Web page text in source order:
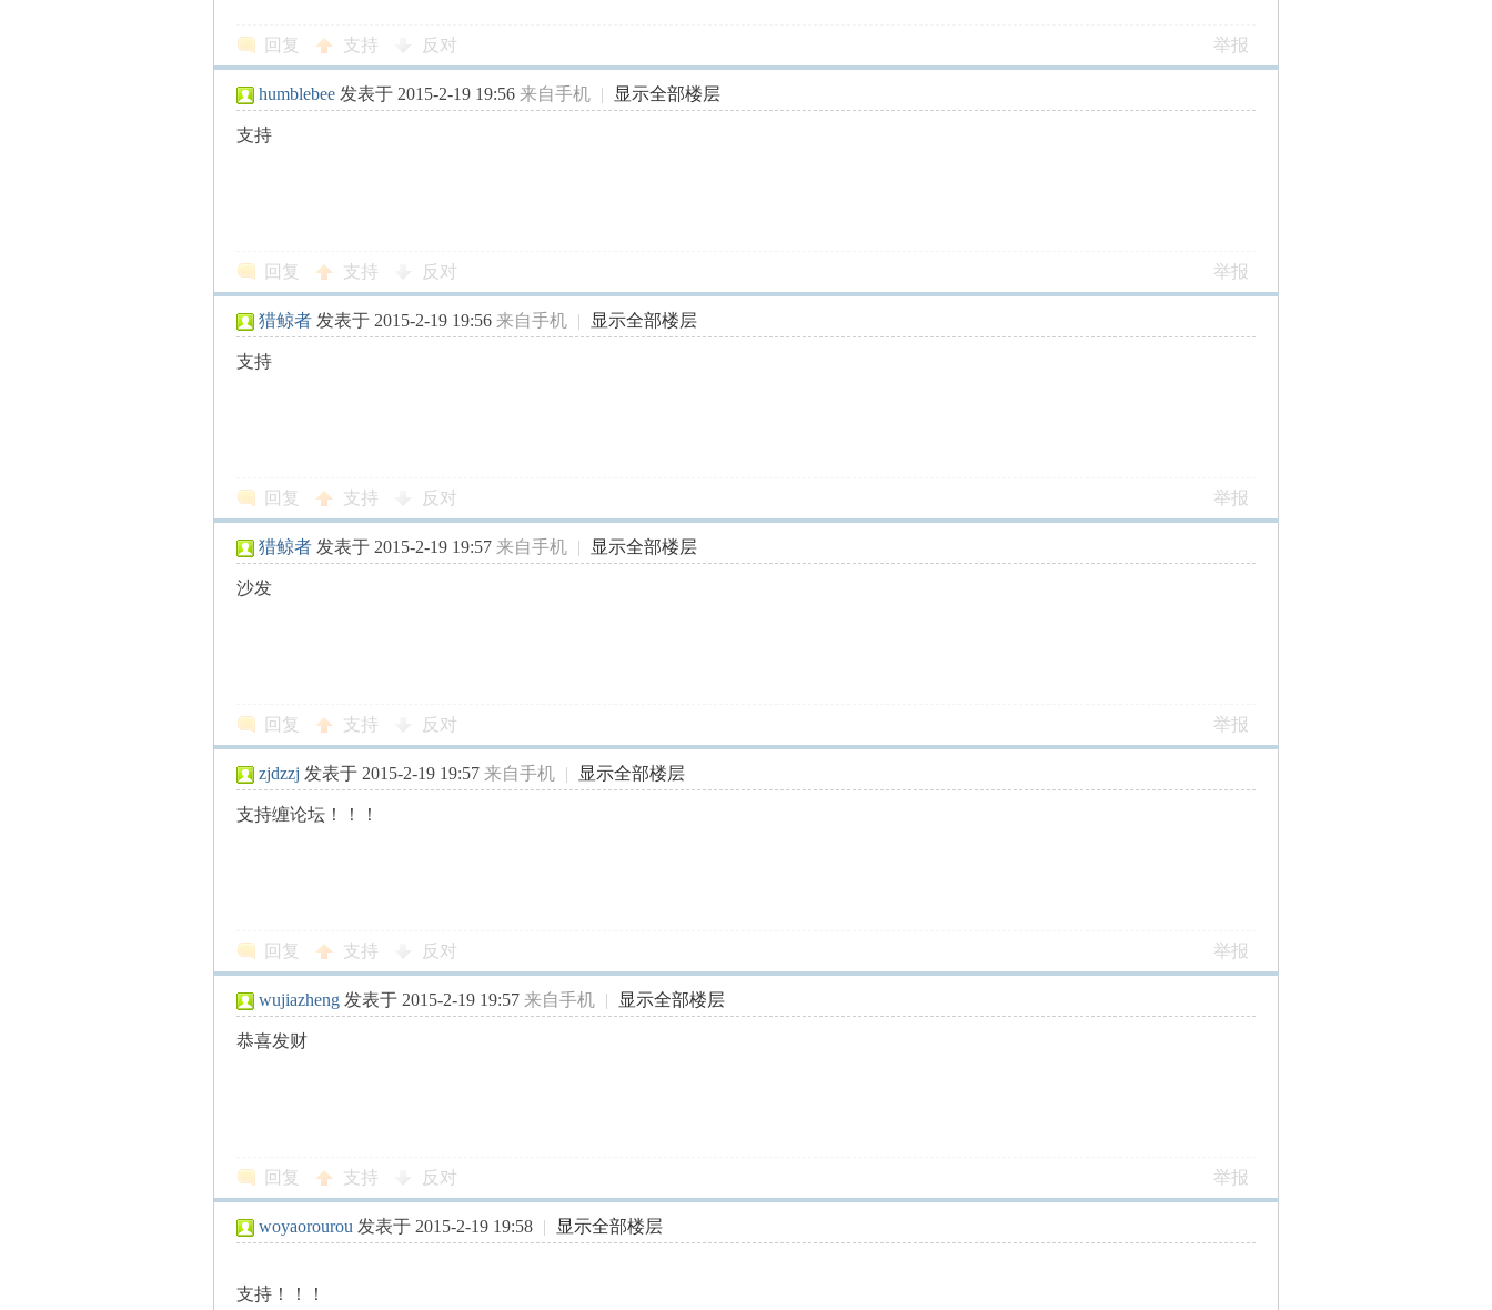
回复 支持 反对 举报
humblebee 发表于 2015-2-19 19:56 来自手机 | 显示全部楼层
支持
回复 支持 反对 举报
猎鲸者 发表于 2015-2-19 19:56 来自手机 | 显示全部楼层
支持
回复 支持 反对 举报
猎鲸者 发表于 2015-2-19 19:57 来自手机 | 显示全部楼层
沙发
回复 支持 反对 举报
zjdzzj 发表于 2015-2-19 19:57 来自手机 | 显示全部楼层
支持缠论坛！！！
回复 支持 反对 举报
wujiazheng 发表于 2015-2-19 19:57 来自手机 | 显示全部楼层
恭喜发财
回复 支持 反对 举报
woyaorourou 发表于 2015-2-19 19:58 | 显示全部楼层
支持！！！